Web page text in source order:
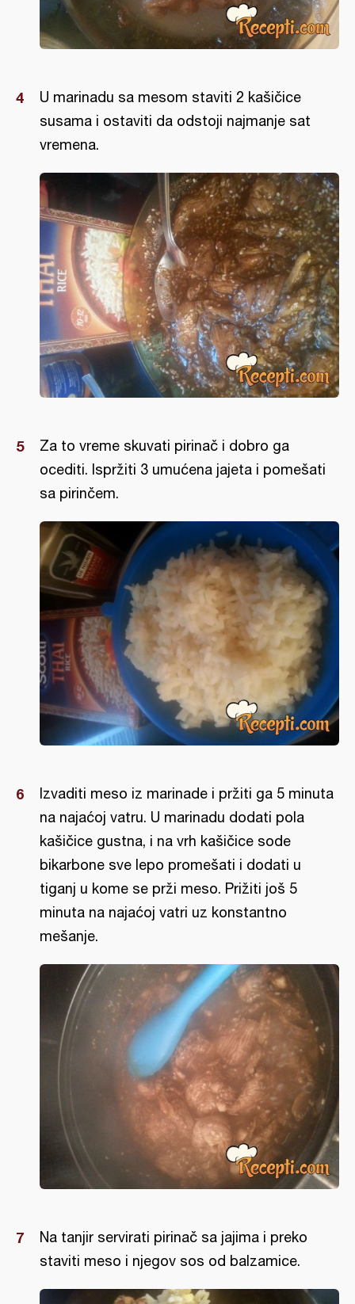
U marinadu sa mesom staviti 2 kašičice
susama i ostaviti da odstoji najmanje sat
vremena.
Za to vreme skuvati pirinač i dobro ga
ocediti. Ispržiti 3 umućena jajeta i pomešati
sa pirinčem.
Izvaditi meso iz marinade i pržiti ga 5 minuta
na najaćoj vatru. U marinadu dodati pola
kašičice gustna, i na vrh kašičice sode
bikarbone sve lepo promešati i dodati u
tiganj u kome se prži meso. Prižiti još 5
minuta na najaćoj vatri uz konstantno
mešanje.
Na tanjir servirati pirinač sa jajima i preko
staviti meso i njegov sos od balzamice.